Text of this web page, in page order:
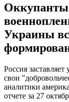
Оккупанты
Украины
Россия
свои
аналитики
отчете за 27